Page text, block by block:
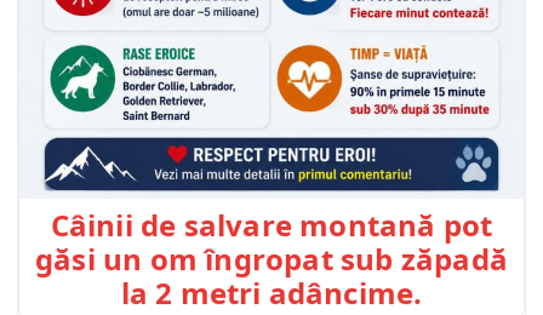
Câinii de salvare montană pot
găsi un om îngropat sub zăpadă
la 2 metri adâncime.